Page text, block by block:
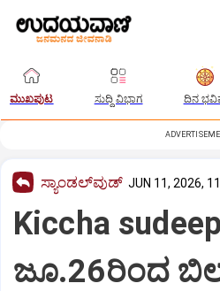
ಮುಖಪುಟ ಸುದ್ದಿ ವಿಭಾಗ ದಿನ
ಸ್ಯಾಂಡಲ್‌ವುಡ್‌ JUN 11, 2026,
Kiccha
ಜೂ.26ರಿಂದ